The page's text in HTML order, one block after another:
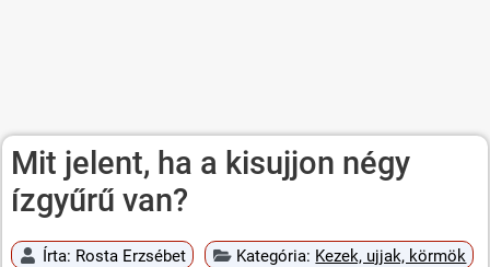
Mit jelent, ha a kisujjon négy
ízgyűrű van?
Írta: Rosta Erzsébet Kategória: Kezek, ujjak, körmök